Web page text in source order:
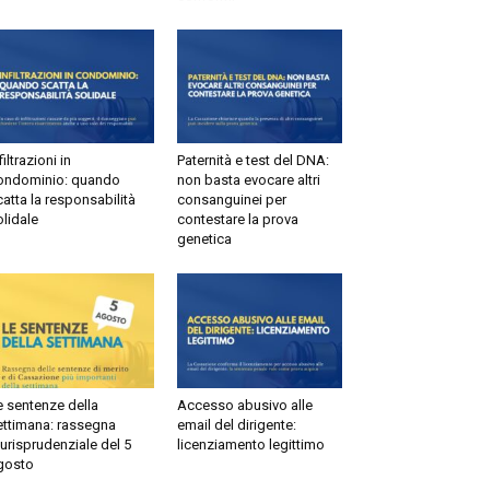
in
quando
la responsabilità
Paternità e test del DNA:
non basta evocare altri
consanguinei per
contestare la prova
genetica
sentenze della
rassegna
del 5
Accesso abusivo alle
email del dirigente:
licenziamento legittimo